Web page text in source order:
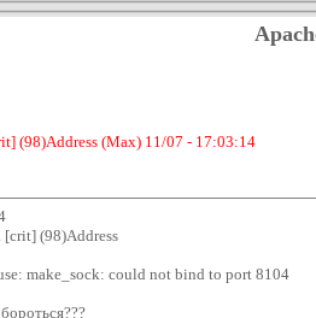
(98)Address (Max) 11/07 - 17:03:14
[crit] (98)Address
make_sock: could not bind to port 8104